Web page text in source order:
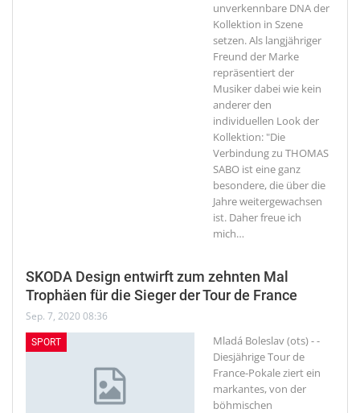
unverkennbare DNA der
Kollektion in Szene
setzen. Als langjähriger
Freund der Marke
repräsentiert der
Musiker dabei wie kein
anderer den
individuellen Look der
Kollektion: "Die
Verbindung zu THOMAS
SABO ist eine ganz
besondere, die über die
Jahre weitergewachsen
ist. Daher freue ich
mich…
SKODA Design entwirft zum zehnten Mal
Trophäen für die Sieger der Tour de France
Sep. 7, 2020 08:36
SPORT
Mladá Boleslav (ots) - -
Diesjährige Tour de
France-Pokale ziert ein
markantes, von der
böhmischen